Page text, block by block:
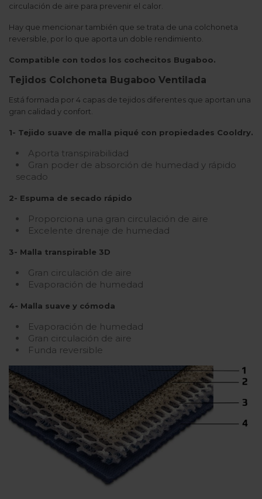
circulación de aire para prevenir el calor.
Hay que mencionar también que se trata de una colchoneta
reversible, por lo que aporta un doble rendimiento.
Compatible con todos los cochecitos Bugaboo.
Tejidos Colchoneta Bugaboo Ventilada
Está formada por 4 capas de tejidos diferentes que aportan una
gran calidad y confort.
1- Tejido suave de malla piqué con propiedades Cooldry.
Aporta transpirabilidad
Gran poder de absorción de humedad y rápido
secado
2- Espuma de secado rápido
Proporciona una gran circulación de aire
Excelente drenaje de humedad
3- Malla transpirable 3D
Gran circulación de aire
Evaporación de humedad
4- Malla suave y cómoda
Evaporación de humedad
Gran circulación de aire
Funda reversible